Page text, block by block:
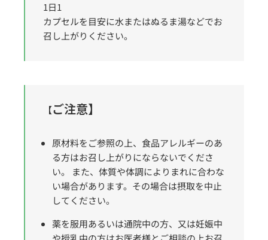
1日1
カプセルを目安に水またはぬるま湯などでお
召し上がりください。
【ご注意】
原材料をご参照の上、食品アレルギーのあ
る方はお召し上がりにならないでくださ
い。 また、体質や体調によりまれに合わな
い場合があります。その場合は摂取を中止
してください。
薬を服用あるいは通院中の方、又は妊娠中